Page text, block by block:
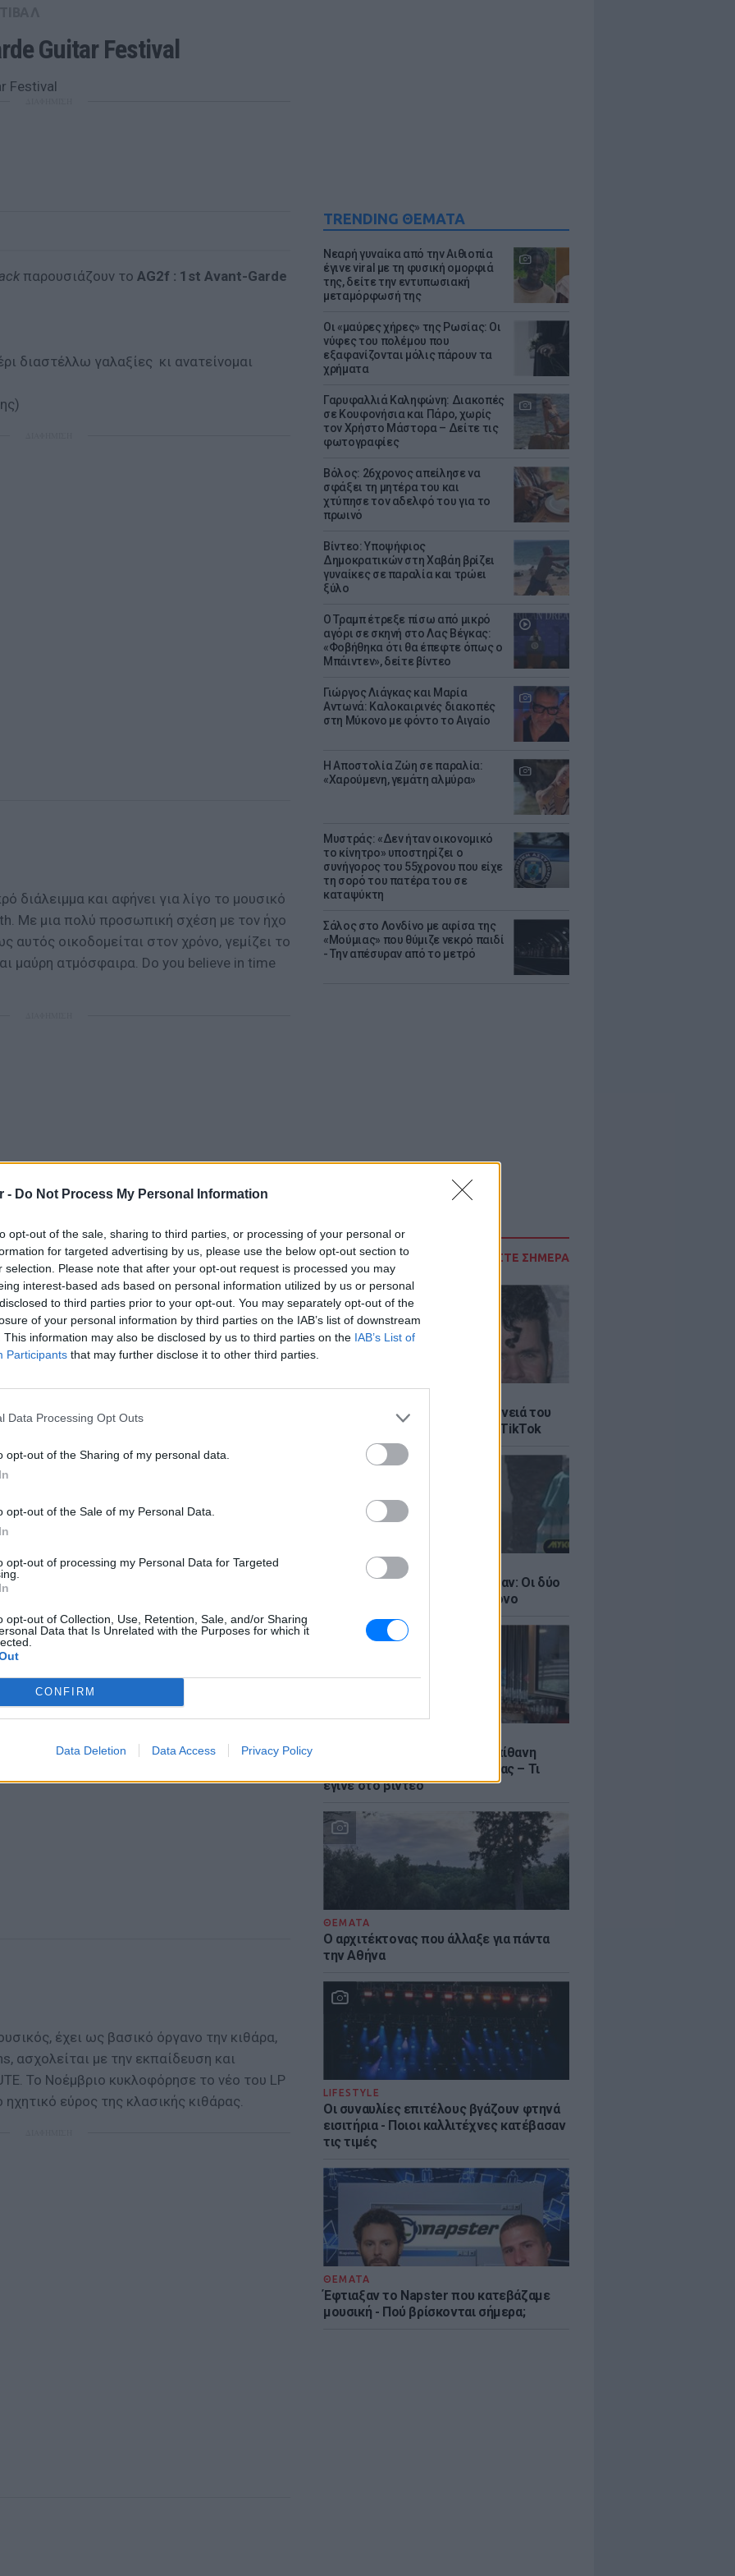
- Do Not Process My Personal Information
opt-out of the sale, sharing to third parties, or processing of your personal or
for targeted advertising by us, please use the below opt-out section to
selection. Please note that after your opt-out request is processed you may
interest-based ads based on personal information utilized by us or personal
to third parties prior to your opt-out. You may separately opt-out of the
of your personal information by third parties on the IAB’s list of downstream
This information may also be disclosed by us to third parties on the IAB’s List of
Participants that may further disclose it to other third parties.
Data Processing Opt Outs
opt-out of the Sharing of my personal data.
opt-out of the Sale of my Personal Data.
opt-out of processing my Personal Data for Targeted
opt-out of Collection, Use, Retention, Sale, and/or Sharing
Data that Is Unrelated with the Purposes for which it
CONFIRM
Data Deletion Data Access Privacy Policy
TRENDING ΘΕΜΑΤΑ
Νεαρή γυναίκα από την Αιθιοπία
έγινε viral με τη φυσική ομορφιά
της, δείτε την εντυπωσιακή
μεταμόρφωσή της
Οι «μαύρες χήρες» της Ρωσίας: Οι
νύφες του πολέμου που
εξαφανίζονται μόλις πάρουν τα
χρήματα
Γαρυφαλλιά Καληφώνη: Διακοπές
σε Κουφονήσια και Πάρο, χωρίς
τον Χρήστο Μάστορα – Δείτε τις
φωτογραφίες
Βόλος: 26χρονος απείλησε να
σφάξει τη μητέρα του και
χτύπησε τον αδελφό του για το
πρωινό
Βίντεο: Υποψήφιος
Δημοκρατικών στη Χαβάη βρίζει
γυναίκες σε παραλία και τρώει
ξύλο
Ο Τραμπ έτρεξε πίσω από μικρό
αγόρι σε σκηνή στο Λας Βέγκας:
«Φοβήθηκα ότι θα έπεφτε όπως ο
Μπάιντεν», δείτε βίντεο
Γιώργος Λιάγκας και Μαρία
Αντωνά: Καλοκαιρινές διακοπές
στη Μύκονο με φόντο το Αιγαίο
Η Αποστολία Ζώη σε παραλία:
«Χαρούμενη, γεμάτη αλμύρα»
Μυστράς: «Δεν ήταν οικονομικό
το κίνητρο» υποστηρίζει ο
συνήγορος του 55χρονου που είχε
τη σορό του πατέρα του σε
καταψύκτη
Σάλος στο Λονδίνο με αφίσα της
«Μούμιας» που θύμιζε νεκρό παιδί
- Την απέσυραν από το μετρό
ΔΙΑΒΑΣΤΕ ΣΗΜΕΡΑ
Πέρεζ Χίλτον: Τι λέει η οικογένειά του
μετά το σοκαριστικό live στο TikTok
LIFESTYLE
Ζόε Σαλντάνα και Νικόλ Κίντμαν: Οι δύο
σταρ του Χόλιγουντ στη Μύκονο
Ο Γιώργος Μανίκας έστησε απίθανη
φάρσα σε υπάλληλο καφετέριας – Τι
έγινε στο βίντεο
ΘΕΜΑΤΑ
Ο αρχιτέκτονας που άλλαξε για πάντα
την Αθήνα
LIFESTYLE
Οι συναυλίες επιτέλους βγάζουν φτηνά
εισιτήρια - Ποιοι καλλιτέχνες κατέβασαν
τις τιμές
ΘΕΜΑΤΑ
Έφτιαξαν το Napster που κατεβάζαμε
μουσική - Πού βρίσκονται σήμερα;
Guitar Festival
παρουσιάζουν το AG2f : 1st Avant-Garde
διαστέλλω γαλαξίες κι ανατείνομαι
διάλειμμα και αφήνει για λίγο το μουσικό
Με μια πολύ προσωπική σχέση με τον ήχο
αυτός οικοδομείται στον χρόνο, γεμίζει το
μαύρη ατμόσφαιρα. Do you believe in time
μέλος των Modrec, Spectralfire,
παρουσιάσει ένα ορχηστρικό
εικοσάλεπτο με απώτερο σκοπό την
υπάρχει ζωή στον πλανήτη Αρη.
έχει ως βασικό όργανο την κιθάρα,
ασχολείται με την εκπαίδευση και
Το Νοέμβριο κυκλοφόρησε το νέο του LP
εύρος της κλασικής κιθάρας.